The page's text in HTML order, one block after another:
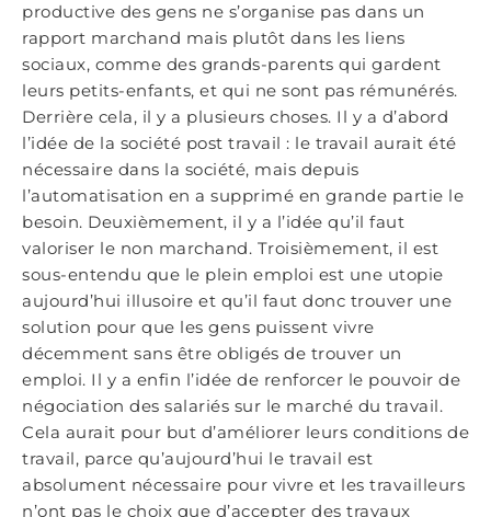
productive des gens ne s’organise pas dans un
rapport marchand mais plutôt dans les liens
sociaux, comme des grands-parents qui gardent
leurs petits-enfants, et qui ne sont pas rémunérés.
Derrière cela, il y a plusieurs choses. Il y a d’abord
l’idée de la société post travail : le travail aurait été
nécessaire dans la société, mais depuis
l’automatisation en a supprimé en grande partie le
besoin. Deuxièmement, il y a l’idée qu’il faut
valoriser le non marchand. Troisièmement, il est
sous-entendu que le plein emploi est une utopie
aujourd’hui illusoire et qu’il faut donc trouver une
solution pour que les gens puissent vivre
décemment sans être obligés de trouver un
emploi. Il y a enfin l’idée de renforcer le pouvoir de
négociation des salariés sur le marché du travail.
Cela aurait pour but d’améliorer leurs conditions de
travail, parce qu’aujourd’hui le travail est
absolument nécessaire pour vivre et les travailleurs
n’ont pas le choix que d’accepter des travaux